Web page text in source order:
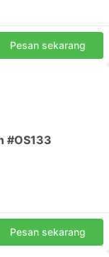
Pesan sekarang
#OS133
Pesan sekarang